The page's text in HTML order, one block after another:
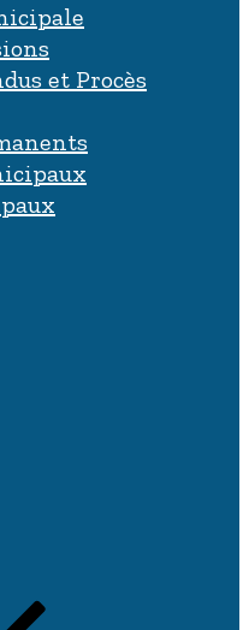
et Procès